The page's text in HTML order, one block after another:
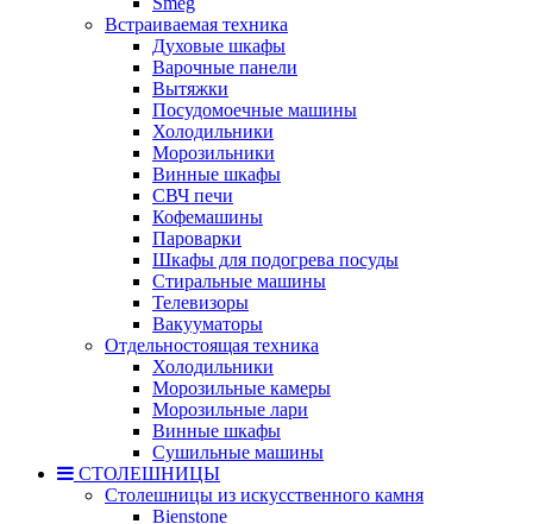
Встраиваемая техника
Духовые шкафы
Варочные панели
Вытяжки
Посудомоечные машины
Холодильники
Морозильники
Винные шкафы
СВЧ печи
Кофемашины
Пароварки
Шкафы для подогрева посуды
Стиральные машины
Телевизоры
Вакууматоры
Отдельностоящая техника
Холодильники
Морозильные камеры
Морозильные лари
Винные шкафы
Сушильные машины
СТОЛЕШНИЦЫ
Столешницы из искусственного камня
Bienstone